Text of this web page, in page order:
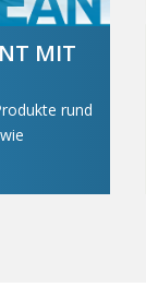
MIT
rund